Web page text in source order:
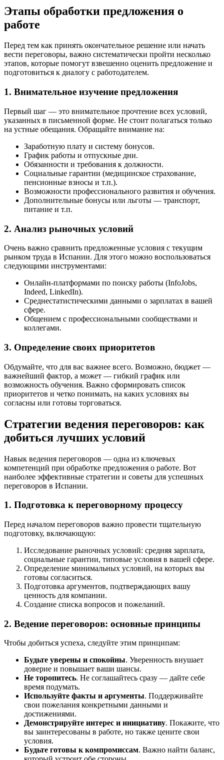
Этапы обработки предложения о
работе
Перед тем как принять окончательное решение или начать
вести переговоры, важно систематически пройти несколько
этапов, которые помогут взвешенно оценить предложение и
подготовиться к диалогу с работодателем.
1. Внимательное изучение предложения
Первый шаг — это внимательное прочтение всех условий,
указанных в письменной форме. Не стоит полагаться только
на устные обещания. Обращайте внимание на:
Заработную плату и систему бонусов.
График работы и отпускные дни.
Обязанности и требования к должности.
Социальные гарантии (медицинское страхование,
пенсионные взносы и т.п.).
Возможности профессионального развития и обучения.
Дополнительные бонусы или льготы — транспорт,
питание и т.п.
2. Анализ рыночных условий
Очень важно сравнить предложенные условия с текущим
рынком труда в Испании. Для этого можно воспользоваться
следующими инструментами:
Онлайн-платформами по поиску работы (InfoJobs,
Indeed, LinkedIn).
Среднестатистическими данными о зарплатах в вашей
сфере.
Общением с профессиональными сообществами и
коллегами.
3. Определение своих приоритетов
Обдумайте, что для вас важнее всего. Возможно, бюджет —
важнейший фактор, а может — гибкий график или
возможность обучения. Важно сформировать список
приоритетов и четко понимать, на каких условиях вы
согласны или готовы торговаться.
Стратегии ведения переговоров: как
добиться лучших условий
Навык ведения переговоров — одна из ключевых
компетенций при обработке предложения о работе. Вот
наиболее эффективные стратегии и советы для успешных
переговоров в Испании.
1. Подготовка к переговорному процессу
Перед началом переговоров важно провести тщательную
подготовку, включающую:
Исследование рыночных условий: средняя зарплата,
социальные гарантии, типовые условия в вашей сфере.
Определение минимальных условий, на которых вы
готовы согласиться.
Подготовка аргументов, подтверждающих вашу
ценность для компании.
Создание списка вопросов и пожеланий.
2. Ведение переговоров: основные принципы
Чтобы добиться успеха, следуйте этим принципам:
Будьте уверены и спокойны. Уверенность внушает
доверие и повышает ваши шансы.
Не торопитесь. Не соглашайтесь сразу — дайте себе
время подумать.
Используйте факты и аргументы. Поддерживайте
свои пожелания конкретными данными и
достижениями.
Демонстрируйте интерес и инициативу. Покажите, что
вы заинтересованы в работе, но также цените свои
условия.
Будьте готовы к компромиссам. Важно найти баланс,